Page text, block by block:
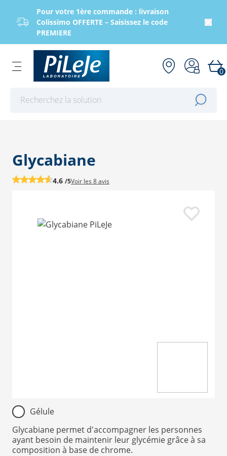
Pour votre 1ère commande : livraison
Colissimo OFFERTE – Saisissez le code
PREMIERE
0
Glycabiane
4.6 /5Voir les 8 avis
Item
1
of
1
Gélule
Glycabiane permet d'accompagner les personnes
ayant besoin de maintenir leur glycémie grâce à sa
composition à base de chrome.